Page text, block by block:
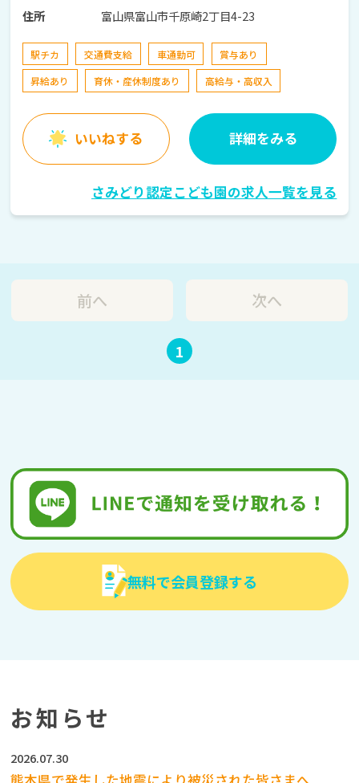
住所 富山県富山市千原崎2丁目4-23
駅チカ 交通費支給 車通勤可
賞与あり
昇給あり
育休・産休制度あり 高給与・高収入
いいねする 詳細をみる
さみどり認定こども園の求人一覧を見る
前へ
1
次へ
無料で会員登録する
お知らせ
2026.07.30